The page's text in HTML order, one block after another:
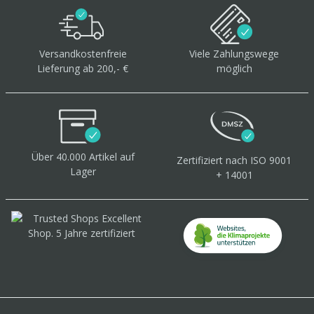
Versandkostenfreie
Lieferung ab 200,- €
Viele Zahlungswege
möglich
Über 40.000 Artikel auf
Lager
Zertifiziert nach ISO 9001
+ 14001